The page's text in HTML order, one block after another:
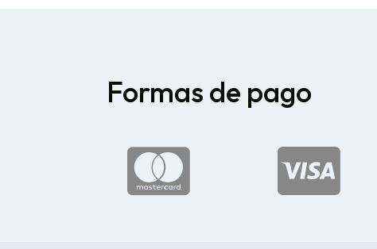
Formas de pago
 